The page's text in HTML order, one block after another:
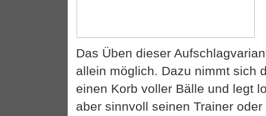
Das Üben dieser
allein möglich. Dazu nimmt sich
einen Korb voller Bälle und legt
aber sinnvoll seinen Trainer oder